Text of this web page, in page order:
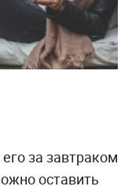
за завтраком
оставить